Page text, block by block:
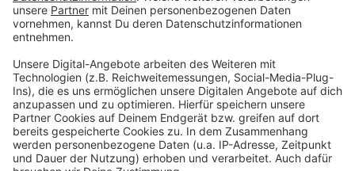
Verdienstausfall, weil ich mich um mein Kita-Kind
kümmern musste, das mindestens 5 Tage in
Krankenversicherung. Intern wird das dann mit dem
Bund abgerechnet. Voraussetzung ist, dass ein Arzt
oder das Gesundheitsamt den PCR-Test angeordnet
haben. Die Kosten für einen privaten PCR-Test liegen
bei etwa 70 Euro - es gibt ja so Teststationen am
Flughafen zum Beispiel - das würde ich aber nicht